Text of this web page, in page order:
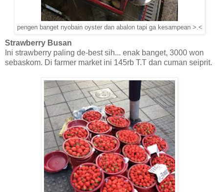
pengen banget nyobain oyster dan abalon tapi ga kesampean >.<
Strawberry Busan
Ini strawberry paling de-best sih... enak banget, 3000 won
sebaskom. Di farmer market ini 145rb T.T dan cuman seiprit.